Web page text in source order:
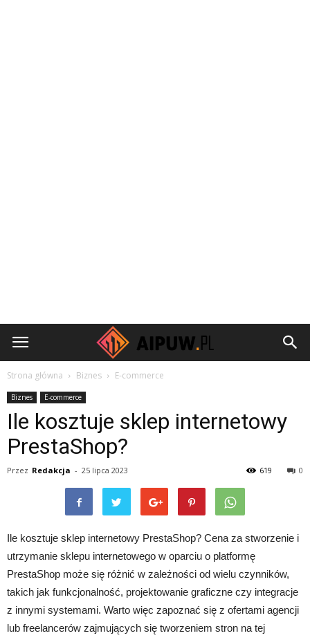
Aipuw.pl
Strona główna Biznes E-commerce
Biznes E-commerce
Ile kosztuje sklep internetowy
PrestaShop?
Przez Redakcja - 25 lipca 2023 0
619
Ile kosztuje sklep internetowy PrestaShop? Cena za stworzenie i
utrzymanie sklepu internetowego w oparciu o platformę
PrestaShop może się różnić w zależności od wielu czynników,
takich jak funkcjonalność, projektowanie graficzne czy integracje
z innymi systemami. Warto więc zapoznać się z ofertami agencji
lub freelancerów zajmujących się tworzeniem stron na tej